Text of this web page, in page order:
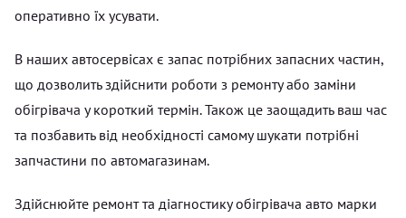
оперативно їх усувати.
В наших автосервісах є запас потрібних запасних частин,
що дозволить здійснити роботи з ремонту або заміни
обігрівача у короткий термін. Також це заощадить ваш час
та позбавить від необхідності самому шукати потрібні
запчастини по автомагазинам.
Здійснюйте ремонт та діагностику обігрівача авто марки